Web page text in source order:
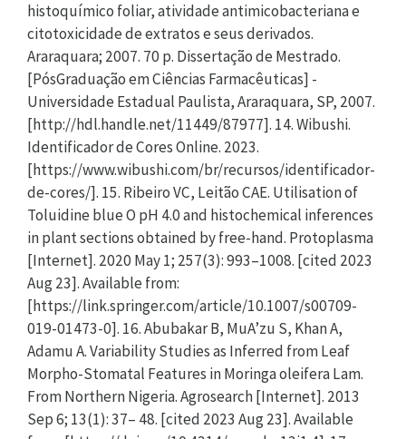
histoquímico foliar, atividade antimicobacteriana e
citotoxicidade de extratos e seus derivados.
Araraquara; 2007. 70 p. Dissertação de Mestrado.
[PósGraduação em Ciências Farmacêuticas] -
Universidade Estadual Paulista, Araraquara, SP, 2007.
[http://hdl.handle.net/11449/87977]. 14. Wibushi.
Identificador de Cores Online. 2023.
[https://www.wibushi.com/br/recursos/identificador-
de-cores/]. 15. Ribeiro VC, Leitão CAE. Utilisation of
Toluidine blue O pH 4.0 and histochemical inferences
in plant sections obtained by free-hand. Protoplasma
[Internet]. 2020 May 1; 257(3): 993–1008. [cited 2023
Aug 23]. Available from:
[https://link.springer.com/article/10.1007/s00709-
019-01473-0]. 16. Abubakar B, MuA’zu S, Khan A,
Adamu A. Variability Studies as Inferred from Leaf
Morpho-Stomatal Features in Moringa oleifera Lam.
From Northern Nigeria. Agrosearch [Internet]. 2013
Sep 6; 13(1): 37– 48. [cited 2023 Aug 23]. Available